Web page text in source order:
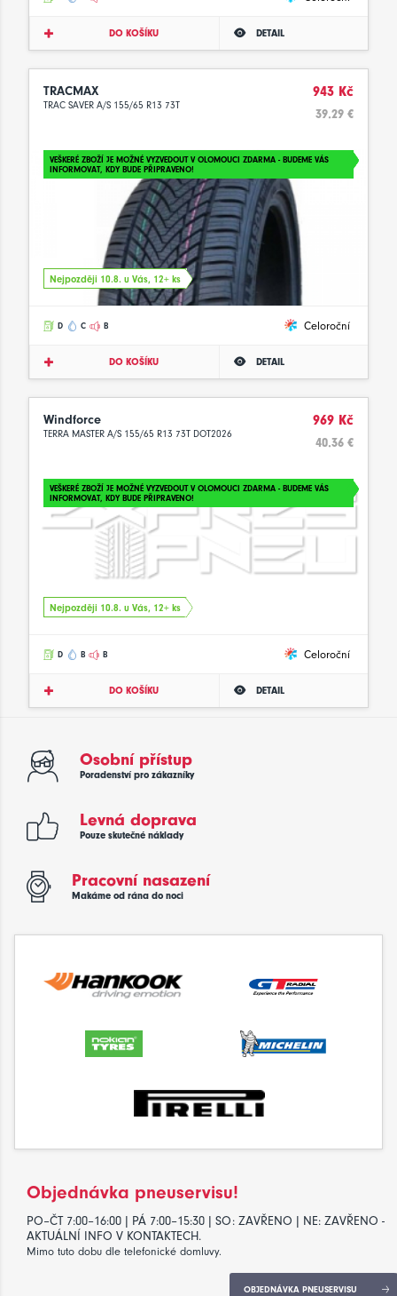
DO KOŠÍKU DETAIL
TRACMAX
TRAC SAVER A/S 155/65 R13 73T
943 Kč
39.29 €
VEŠKERÉ ZBOŽÍ JE MOŽNÉ VYZVEDOUT V OLOMOUCI ZDARMA - BUDEME VÁS
INFORMOVAT, KDY BUDE PŘIPRAVENO!
Nejpozději 10.8. u Vás, 12+ ks
D C B Celoroční
DO KOŠÍKU DETAIL
Windforce
TERRA MASTER A/S 155/65 R13 73T DOT2026
969 Kč
40.36 €
VEŠKERÉ ZBOŽÍ JE MOŽNÉ VYZVEDOUT V OLOMOUCI ZDARMA - BUDEME VÁS
INFORMOVAT, KDY BUDE PŘIPRAVENO!
Nejpozději 10.8. u Vás, 12+ ks
D B B Celoroční
DO KOŠÍKU DETAIL
Osobní přístup
Poradenství pro zákazníky
Levná doprava
Pouze skutečné náklady
Pracovní nasazení
Makáme od rána do noci
Objednávka pneuservisu!
PO–ČT 7:00–16:00 | PÁ 7:00–15:30 | SO: ZAVŘENO | NE: ZAVŘENO -
AKTUÁLNÍ INFO V KONTAKTECH.
Mimo tuto dobu dle telefonické domluvy.
OBJEDNÁVKA PNEUSERVISU